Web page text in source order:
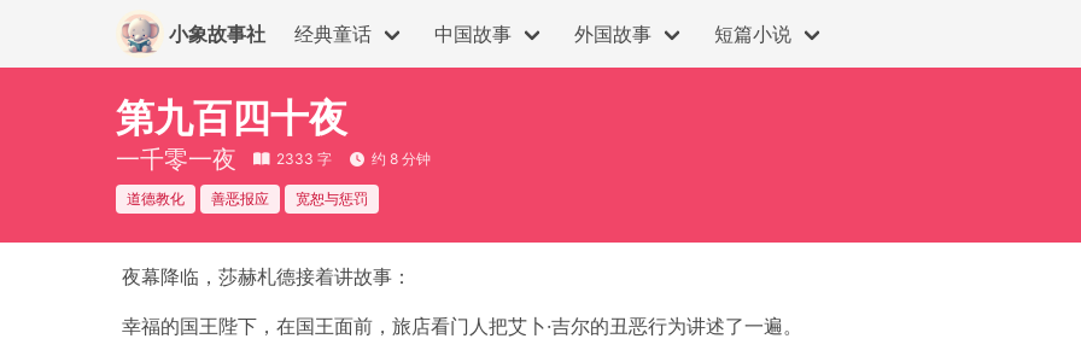
小象故事社 经典童话 中国故事 外国故事 短篇小说
第九百四十夜
一千零一夜 2333 字 约 8 分钟
道德教化 善恶报应 宽恕与惩罚
夜幕降临，莎赫札德接着讲故事：
幸福的国王陛下，在国王面前，旅店看门人把艾卜·吉尔的丑恶行为讲述了一遍。